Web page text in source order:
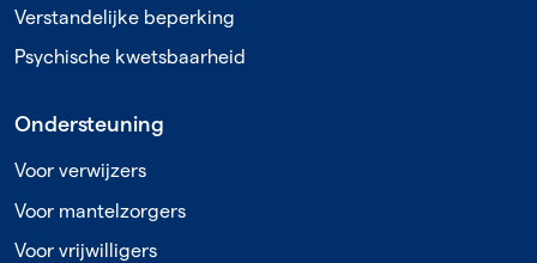
Verstandelijke beperking
Psychische kwetsbaarheid
Ondersteuning
Voor verwijzers
Voor mantelzorgers
Voor vrijwilligers